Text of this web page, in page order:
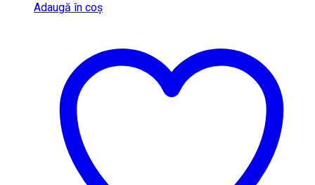
Adaugă în coș